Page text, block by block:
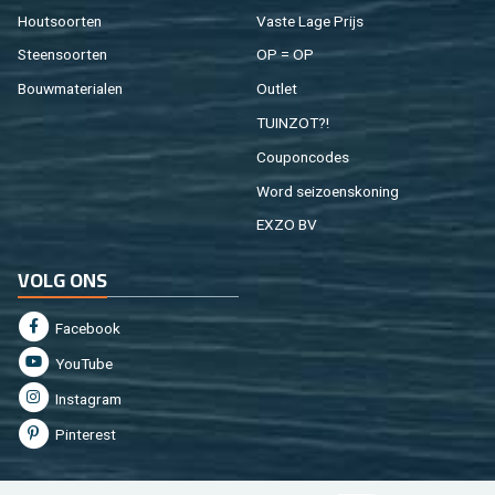
Hout­soor­ten
Steen­soor­ten
Bouw­ma­te­ri­a­len
Vaste Lage Prijs
OP = OP
Out­let
TUIN­ZOT?!
Cou­pon­co­des
Word sei­zoens­ko­ning
EXZO BV
VOLG ONS
Fa­cebook
You­Tu­be
In­st­agram
Pin­te­rest